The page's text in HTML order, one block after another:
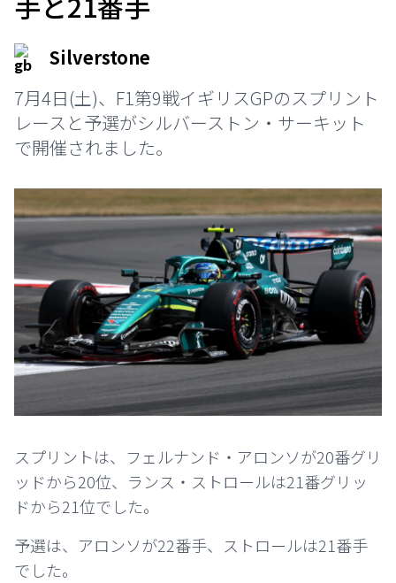
Silverstone
7月4日(土)、F1第9戦イギリスGPのスプリント
レースと予選がシルバーストン・サーキット
で開催されました。
スプリントは、フェルナンド・アロンソが20番グリ
ッドから20位、ランス・ストロールは21番グリッ
ドから21位でした。
予選は、アロンソが22番手、ストロールは21番手
でした。